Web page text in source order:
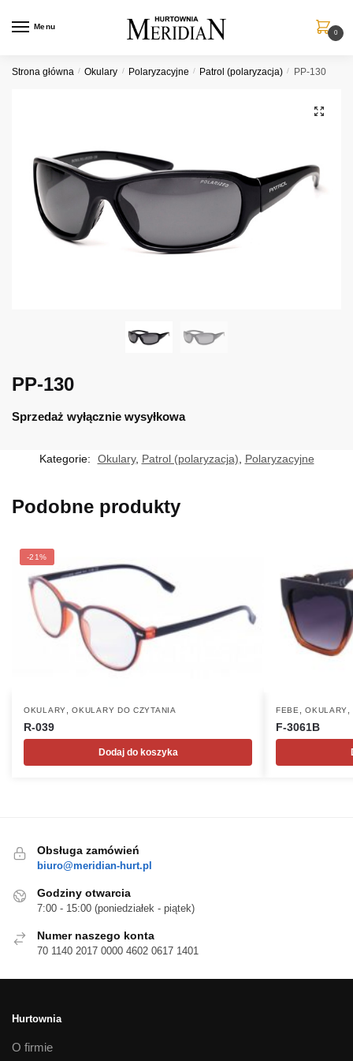
Menu
0
Strona główna / Okulary / Polaryzacyjne / Patrol (polaryzacja) / PP-130
PP-130
Sprzedaż wyłącznie wysyłkowa
Kategorie: Okulary, Patrol (polaryzacja) Polaryzacyjne
Podobne produkty
-21%
OKULARY ,OKULARY DO CZYTANIA
R-039
Dodaj do koszyka
FEBE ,OKULARY
F-3061B
Obsługa zamówień
biuro@meridian-hurt.pl
Godziny otwarcia
7:00 - 15:00 (poniedziałek - piątek)
Numer naszego konta
70 1140 2017 0000 4602 0617 1401
Hurtownia
O firmie